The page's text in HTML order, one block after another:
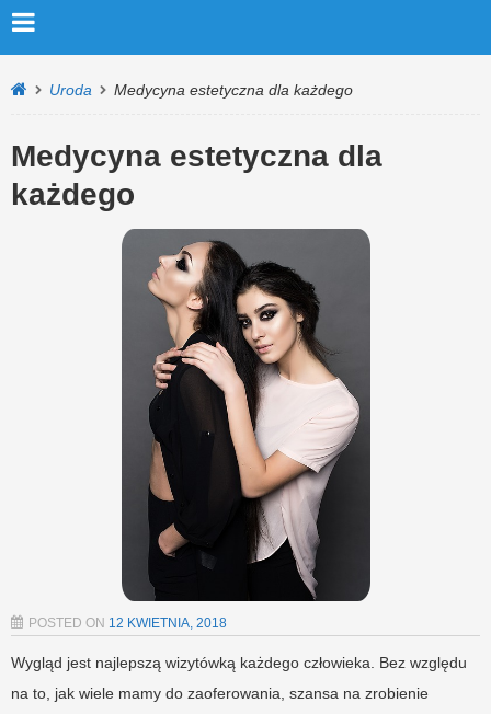
Uroda Medycyna estetyczna dla każdego
Medycyna estetyczna dla
każdego
POSTED ON 12 KWIETNIA, 2018
Wygląd jest najlepszą wizytówką każdego człowieka. Bez względu
na to, jak wiele mamy do zaoferowania, szansa na zrobienie